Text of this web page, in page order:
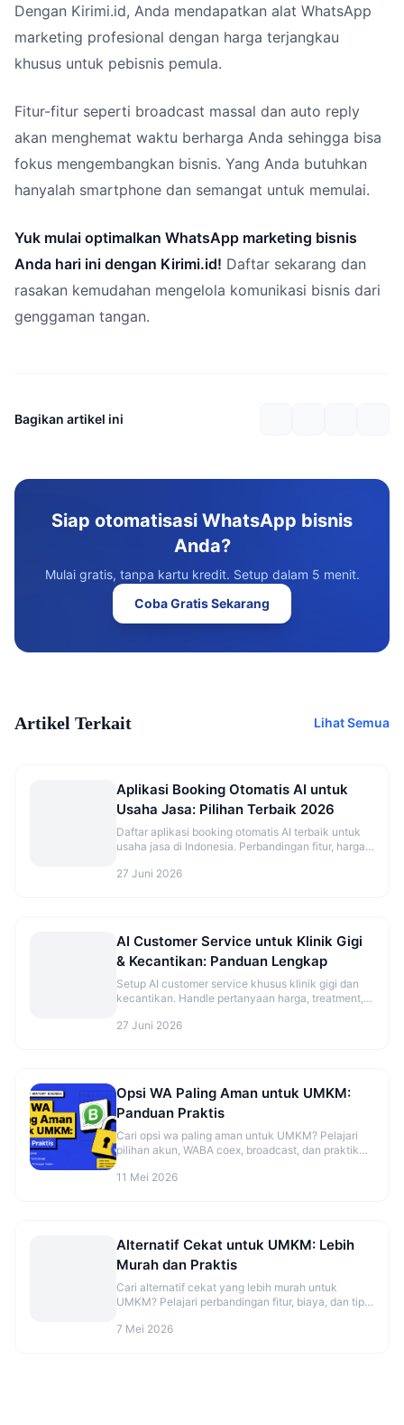
Dengan Kirimi.id, Anda mendapatkan alat WhatsApp
marketing profesional dengan harga terjangkau
khusus untuk pebisnis pemula.
Fitur-fitur seperti broadcast massal dan auto reply
akan menghemat waktu berharga Anda sehingga bisa
fokus mengembangkan bisnis. Yang Anda butuhkan
hanyalah smartphone dan semangat untuk memulai.
Yuk mulai optimalkan WhatsApp marketing bisnis
Anda hari ini dengan Kirimi.id! Daftar sekarang dan
rasakan kemudahan mengelola komunikasi bisnis dari
genggaman tangan.
Bagikan artikel ini
Siap otomatisasi WhatsApp bisnis
Anda?
Mulai gratis, tanpa kartu kredit. Setup dalam 5 menit.
Coba Gratis Sekarang
Artikel Terkait Lihat Semua
Aplikasi Booking Otomatis AI untuk
Usaha Jasa: Pilihan Terbaik 2026
Daftar aplikasi booking otomatis AI terbaik untuk
usaha jasa di Indonesia. Perbandingan fitur, harga,
27 Juni 2026
AI Customer Service untuk Klinik Gigi
& Kecantikan: Panduan Lengkap
Setup AI customer service khusus klinik gigi dan
kecantikan. Handle pertanyaan harga, treatment,
27 Juni 2026
Opsi WA Paling Aman untuk UMKM:
Panduan Praktis
Cari opsi wa paling aman untuk UMKM? Pelajari
pilihan akun, WABA coex, broadcast, dan praktik
11 Mei 2026
Alternatif Cekat untuk UMKM: Lebih
Murah dan Praktis
Cari alternatif cekat yang lebih murah untuk
UMKM? Pelajari perbandingan fitur, biaya, dan tips
7 Mei 2026